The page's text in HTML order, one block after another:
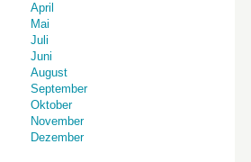
April
Mai
Juli
Juni
August
September
Oktober
November
Dezember